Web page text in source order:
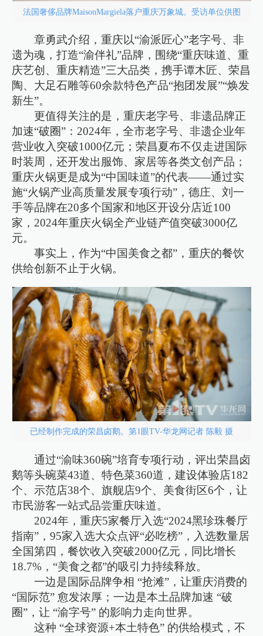
法国奢侈品牌MaisonMargiela落户重庆万象城。受访单位供图
章勇武介绍，重庆以“渝派匠心”老字号、非
遗为魂，打造“渝伴礼”品牌，围绕“重庆味道、重
庆艺创、重庆精造”三大品类，携手谭木匠、荣昌
陶、大足石雕等60余款特色产品“抱团发展”“焕发
新生”。
更值得关注的是，重庆老字号、非遗品牌正
加速“破圈”：2024年，全市老字号、非遗企业年
营业收入突破1000亿元；荣昌夏布不仅走进国际
时装周，还开发出服饰、家居等各类文创产品；
重庆火锅更是成为“中国味道”的代表——通过实
施“火锅产业高质量发展专项行动”，德庄、刘一
手等品牌在20多个国家和地区开设分店近100
家，2024年重庆火锅全产业链产值突破3000亿
元。
事实上，作为“中国美食之都”，重庆的餐饮
供给创新不止于火锅。
已经制作完成的荣昌卤鹅。第1眼TV-华龙网记者 陈毅 摄
通过“渝味360碗”培育专项行动，评出荣昌卤
鹅等头碗菜43道、特色菜360道，建设体验店182
个、示范店38个、旗舰店9个、美食街区6个，让
市民游客一站式品尝重庆味道。
2024年，重庆5家餐厅入选“2024黑珍珠餐厅
指南”，95家入选大众点评“必吃榜”，入选数量居
全国第四，餐饮收入突破2000亿元，同比增长
18.7%，“美食之都”的吸引力持续释放。
一边是国际品牌争相 “抢滩”，让重庆消费的
“国际范” 愈发浓厚；一边是本土品牌加速 “破
圈”，让 “渝字号” 的影响力走向世界。
这种 “全球资源+本土特色” 的供给模式，不